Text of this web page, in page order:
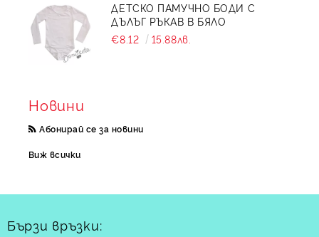
ДЕТСКО ПАМУЧНО БОДИ С
ДЪЛЪГ РЪКАВ В БЯЛО
€8.12
15.88лв.
Новини
Абонирай се за новини
Виж всички
Бързи връзки: